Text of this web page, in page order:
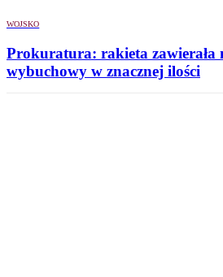
WOJSKO
Prokuratura: rakieta zawierała
wybuchowy w znacznej ilości